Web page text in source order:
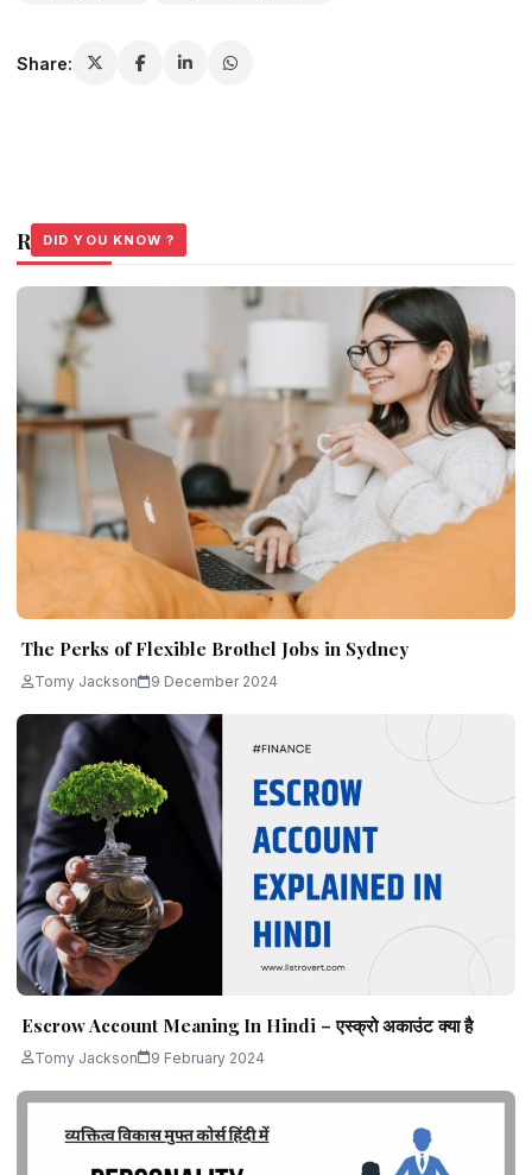
Share:
Related Stories
DID YOU KNOW ?
The Perks of Flexible Brothel Jobs in Sydney
Tomy Jackson 9 December 2024
DID YOU KNOW ?
Escrow Account Meaning In Hindi – एस्क्रो अकाउंट क्या है
Tomy Jackson 9 February 2024
DID YOU KNOW ?